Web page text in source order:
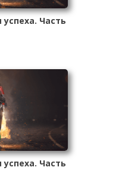
успеха. Часть
успеха. Часть